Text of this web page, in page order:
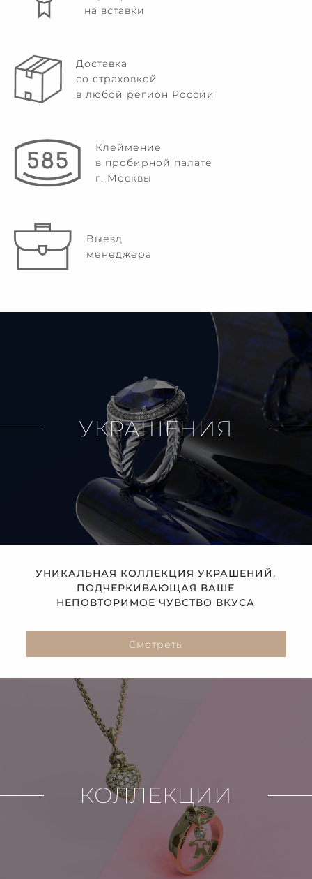
на вставки
Доставка
со страховкой
в любой регион России
Клеймение
в пробирной палате
г. Москвы
Выезд
менеджера
УКРАШЕНИЯ
УНИКАЛЬНАЯ КОЛЛЕКЦИЯ УКРАШЕНИЙ,
ПОДЧЕРКИВАЮЩАЯ ВАШЕ
НЕПОВТОРИМОЕ ЧУВСТВО ВКУСА
Смотреть
КОЛЛЕКЦИИ